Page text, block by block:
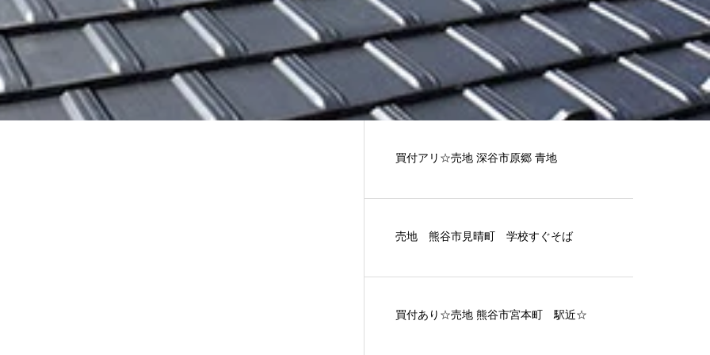
買付アリ☆売地 深谷市原郷 青地
売地 熊谷市見晴町 学校すぐそば
買付あり☆売地 熊谷市宮本町 駅近☆